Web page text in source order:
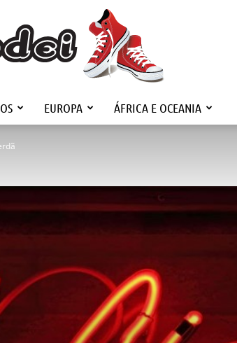
Rodei
EUROPA ÁFRICA E OCEANIA